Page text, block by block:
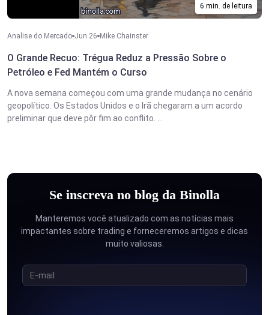
6 min. de leitura
Analise do Mercado Jun 26 Mike Chainster
O Grande Recuo: Trégua Reduz a Pressão Sobre o
Petróleo e Fed Mantém o Curso
A nova semana começou com uma grande mudança no cenário
geopolítico. Os Estados Unidos e o Irã chegaram a um acordo
preliminar que deve pôr fim ao conflito. ...
Se inscreva no blog da Binolla
Manteremos você atualizado com as notícias mais
impactantes sobre trading e forneceremos artigos e dicas
muito valiosas.